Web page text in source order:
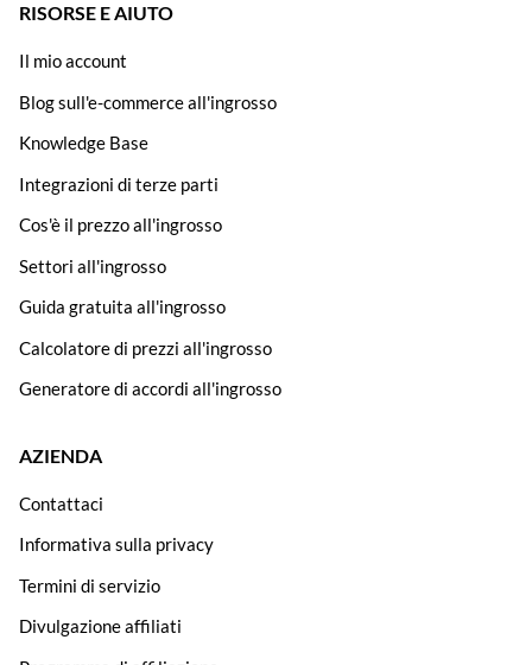
RISORSE E AIUTO
Il mio account
Blog sull'e-commerce all'ingrosso
Knowledge Base
Integrazioni di terze parti
Cos'è il prezzo all'ingrosso
Settori all'ingrosso
Guida gratuita all'ingrosso
Calcolatore di prezzi all'ingrosso
Generatore di accordi all'ingrosso
AZIENDA
Contattaci
Informativa sulla privacy
Termini di servizio
Divulgazione affiliati